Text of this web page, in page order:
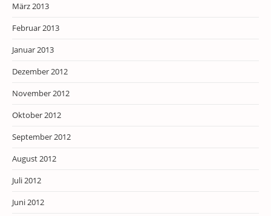
März 2013
Februar 2013
Januar 2013
Dezember 2012
November 2012
Oktober 2012
September 2012
August 2012
Juli 2012
Juni 2012